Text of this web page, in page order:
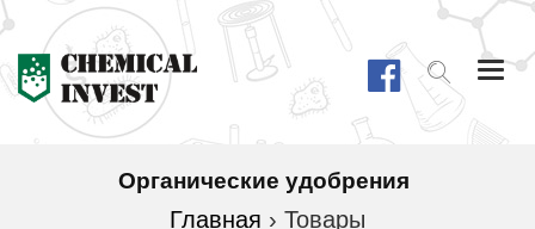
Органические удобрения
Главная › Товары